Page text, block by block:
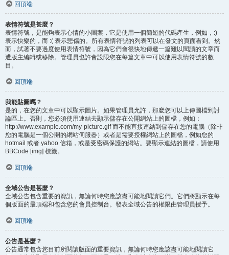
回頂端
表情符號是甚麼？
表情符號，是能夠表示心情的小圖案，它是使用一個簡短的代碼產生，例如，:)
表示快樂的，而 :( 表示悲傷的。所有表情符號的列表可以在發文的頁面看到。然
而，試著不要過度使用表情符號，因為它們會很快地傳遞一篇難以閱讀的文章而
遭版主編輯或移除。管理員也許會設限您在每篇文章中可以使用表情符號的數
目。
回頂端
我能貼圖嗎？
是的，在您的文章中可以顯示圖片。如果管理員允許，那麼您可以上傳圖檔到討
論區上。否則，您必須使用連結去顯示儲存在公開網站上的圖檔，例如：
http://www.example.com/my-picture.gif 而不能直接連結到儲存在您的電腦（除非
您的電腦是一個公開的網站伺服器）或者是需要授權網站上的圖檔，例如您的
hotmail 或者 yahoo 信箱，或是受密碼保護的網站。要顯示連結的圖檔，請使用
BBCode [img] 標籤。
回頂端
全域公告是甚麼？
全域公告包含重要的資訊，無論何時您應該盡可能地閱讀它們。它們將顯示在每
個版面的最頂端和包含您的會員控制台。發表全域公告的權限由管理員授予。
回頂端
公告是甚麼？
公告通常包含您目前所閱讀版面的重要資訊，無論何時您應該盡可能地閱讀它